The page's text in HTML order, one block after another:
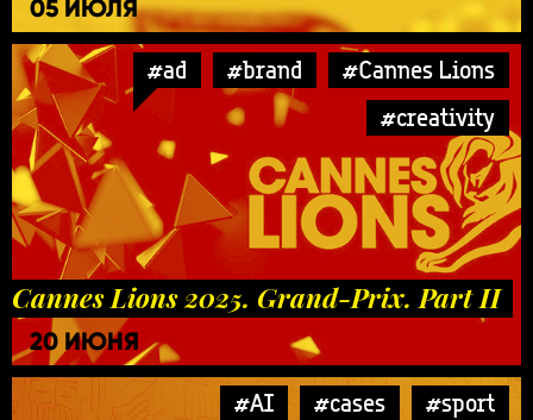
05 ИЮЛЯ
#ad #brand
#Cannes Lions
#creativity
Cannes Lions 2025. Grand-Prix. Part II
20 ИЮНЯ
#AI #cases #sport